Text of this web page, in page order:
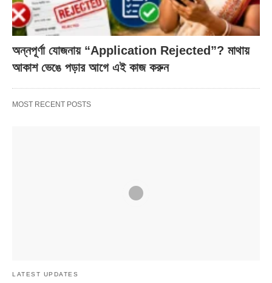
অন্নপূর্ণা যোজনায় “Application Rejected”? মাথায়
আকাশ ভেঙে পড়ার আগে এই কাজ করুন
MOST RECENT POSTS
LATEST UPDATES